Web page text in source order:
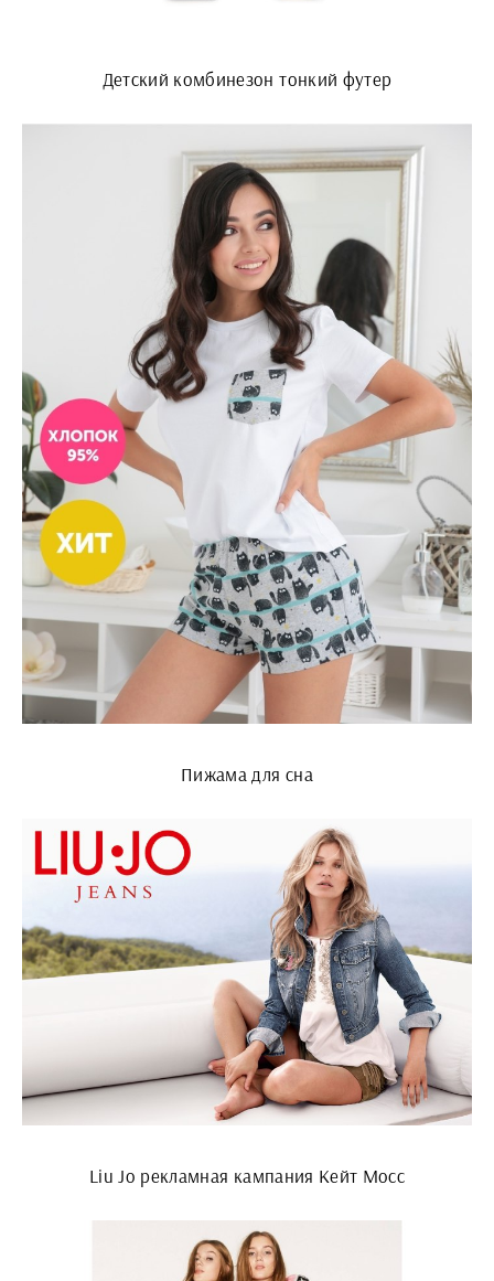
Детский комбинезон тонкий футер
Пижама для сна
Liu Jo рекламная кампания Кейт Мосс